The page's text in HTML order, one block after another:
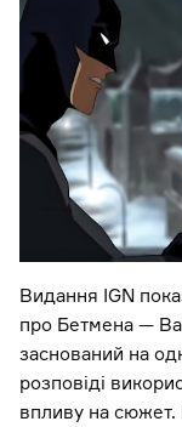
Видання IGN
про Бетмена —
заснований на
розповіді
впливу на сюжет.